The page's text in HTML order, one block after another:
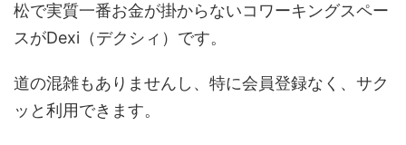
松で実質一番お金が掛からないコワーキングスペー
スがDexi（デクシィ）です。
道の混雑もありませんし、特に会員登録なく、サク
ッと利用できます。